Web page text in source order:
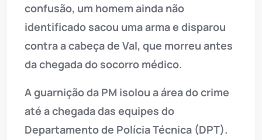
confusão, um homem ainda não
identificado sacou uma arma e disparou
contra a cabeça de Val, que morreu antes
da chegada do socorro médico.
A guarnição da PM isolou a área do crime
até a chegada das equipes do
Departamento de Polícia Técnica (DPT).